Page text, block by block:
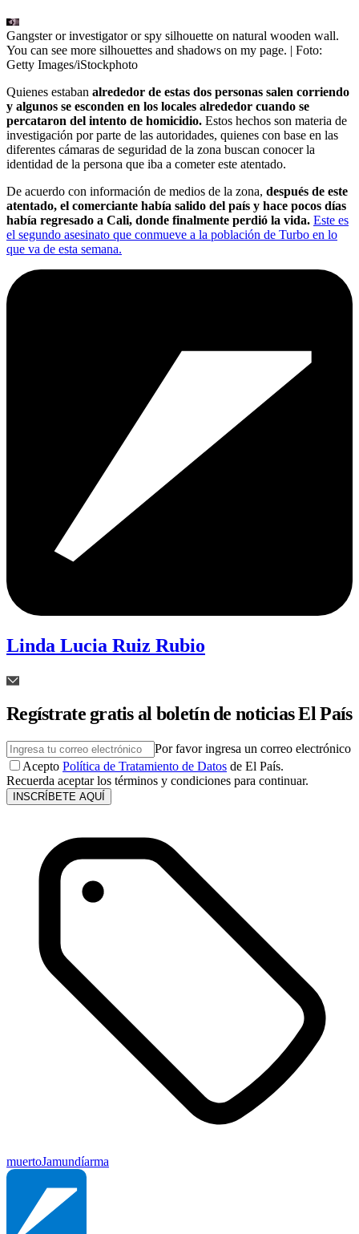
Gangster or investigator or spy silhouette on natural wooden wall.
You can see more silhouettes and shadows on my page. | Foto:
Getty Images/iStockphoto
Quienes estaban alrededor de estas dos personas salen corriendo
y algunos se esconden en los locales alrededor cuando se
percataron del intento de homicidio. Estos hechos son materia de
investigación por parte de las autoridades, quienes con base en las
diferentes cámaras de seguridad de la zona buscan conocer la
identidad de la persona que iba a cometer este atentado.
De acuerdo con información de medios de la zona, después de este
atentado, el comerciante había salido del país y hace pocos días
había regresado a Cali, donde finalmente perdió la vida. Este es
el segundo asesinato que conmueve a la población de Turbo en lo
que va de esta semana.
Linda Lucia Ruiz Rubio
Regístrate gratis al boletín de noticias El País
Por favor ingresa un correo electrónico
Acepto Política de Tratamiento de Datos de El País.
Recuerda aceptar los términos y condiciones para continuar.
INSCRÍBETE AQUÍ
muertoJamundíarma